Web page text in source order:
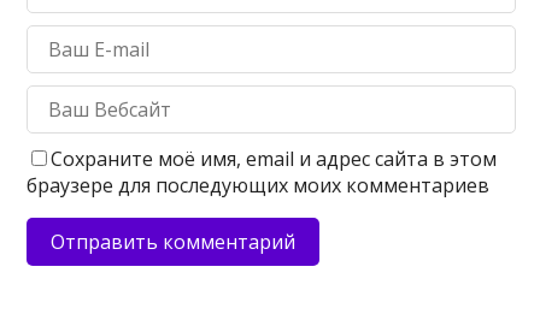
Сохраните моё имя, email и адрес сайта в этом
браузере для последующих моих комментариев